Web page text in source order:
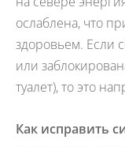
ослаблена, что
здоровьем. Если
или
туалет), то это
Как исправить